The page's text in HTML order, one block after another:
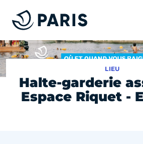
LIEU
Halte-garderie
Espace Riquet -